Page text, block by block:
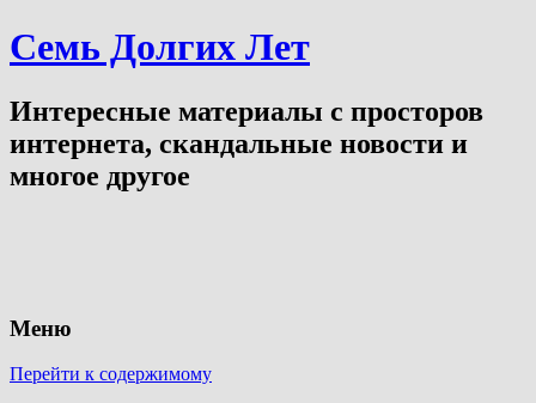
Семь Долгих Лет
Интересные материалы с просторов
интернета, скандальные новости и
многое другое
Меню
Перейти к содержимому